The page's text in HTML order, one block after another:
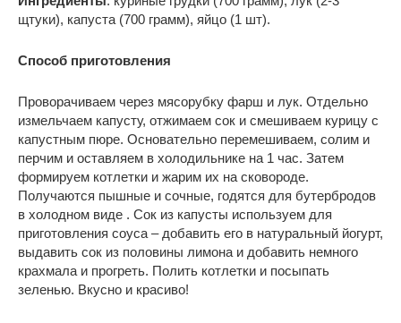
щтуки), капуста (700 грамм), яйцо (1 шт).
Способ приготовления
Проворачиваем через мясорубку фарш и лук. Отдельно
измельчаем капусту, отжимаем сок и смешиваем курицу с
капустным пюре. Основательно перемешиваем, солим и
перчим и оставляем в холодильнике на 1 час. Затем
формируем котлетки и жарим их на сковороде.
Получаются пышные и сочные, годятся для бутербродов
в холодном виде . Сок из капусты используем для
приготовления соуса – добавить его в натуральный йогурт,
выдавить сок из половины лимона и добавить немного
крахмала и прогреть. Полить котлетки и посыпать
зеленью. Вкусно и красиво!